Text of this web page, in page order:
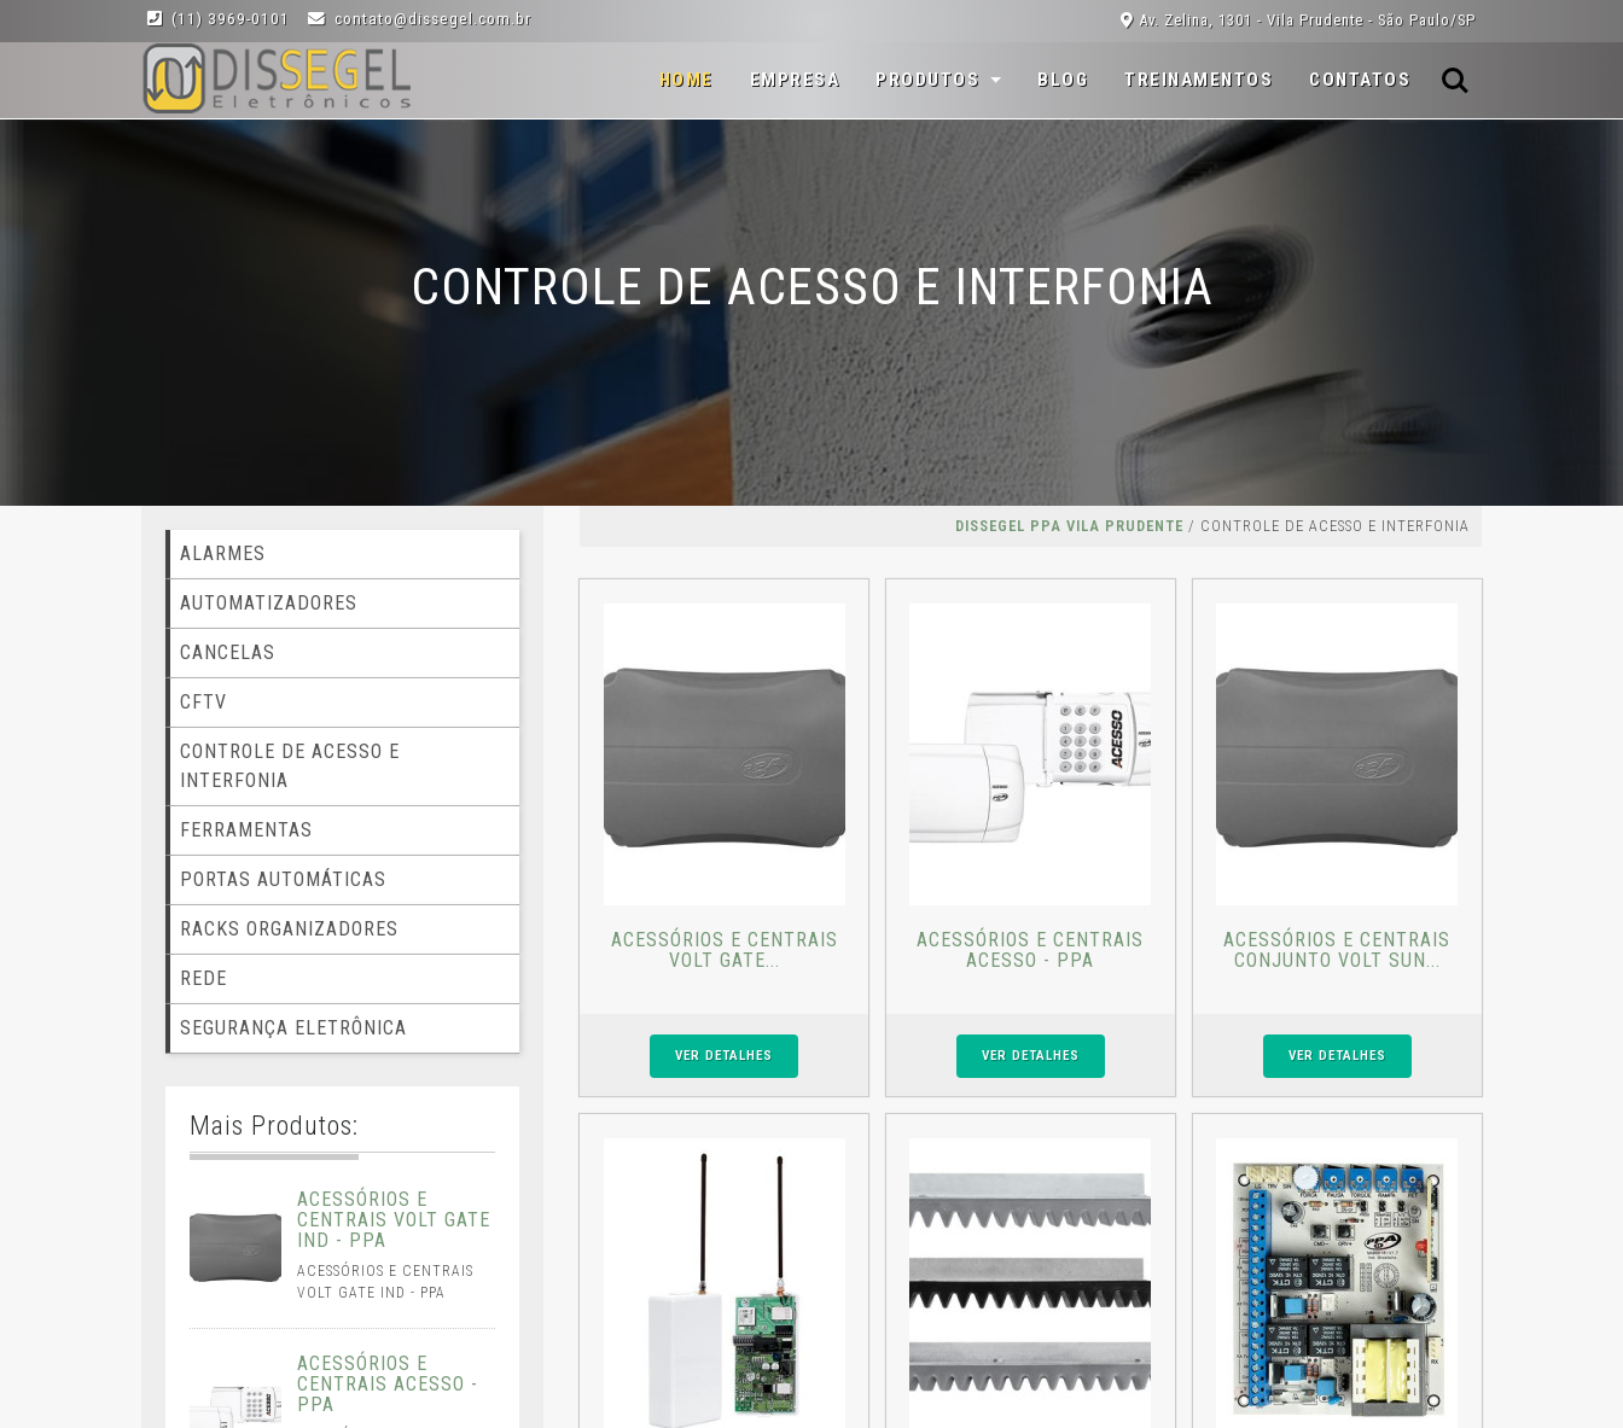
(11) 3969-0101 contato@dissegel.com.br Av. Zelina, 1301 - Vila Prudente - São Paulo/SP
HOME (CURRENT)
EMPRESA PRODUTOS BLOG TREINAMENTOS CONTATOS
CONTROLE DE ACESSO E INTERFONIA
DISSEGEL PPA VILA PRUDENTE / CONTROLE DE ACESSO E INTERFONIA
ACESSÓRIOS E CENTRAIS
VOLT GATE...
VER DETALHES
ACESSÓRIOS E CENTRAIS
ACESSO - PPA
VER DETALHES
ACESSÓRIOS E CENTRAIS
CONJUNTO VOLT SUN...
VER DETALHES
ALARMES
AUTOMATIZADORES
CANCELAS
CFTV
CONTROLE DE ACESSO E
INTERFONIA
FERRAMENTAS
PORTAS AUTOMÁTICAS
RACKS ORGANIZADORES
REDE
SEGURANÇA ELETRÔNICA
Mais Produtos:
ACESSÓRIOS E
CENTRAIS VOLT GATE
IND - PPA
ACESSÓRIOS E CENTRAIS
VOLT GATE IND - PPA
ACESSÓRIOS E
CENTRAIS ACESSO -
PPA